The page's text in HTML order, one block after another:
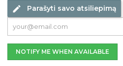
edit Parašyti savo atsiliepimą
NOTIFY ME WHEN AVAILABLE